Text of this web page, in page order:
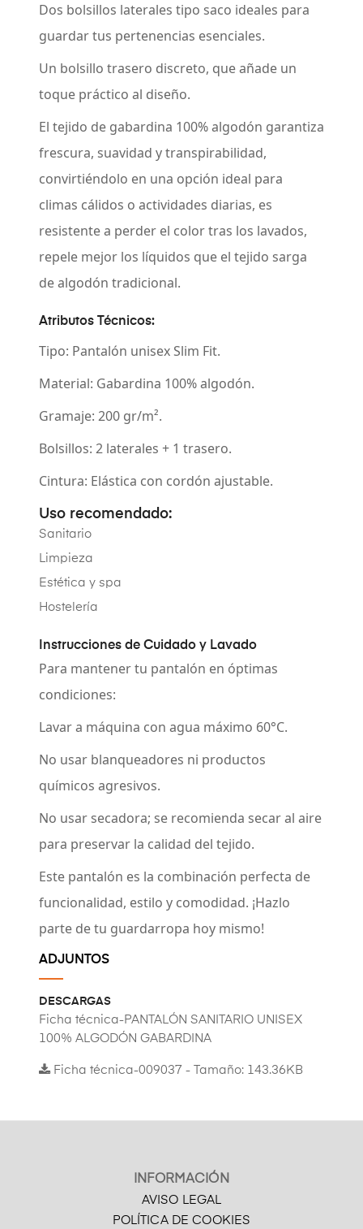
Dos bolsillos laterales tipo saco ideales para
guardar tus pertenencias esenciales.
Un bolsillo trasero discreto, que añade un
toque práctico al diseño.
El tejido de gabardina 100% algodón garantiza
frescura, suavidad y transpirabilidad,
convirtiéndolo en una opción ideal para
climas cálidos o actividades diarias, es
resistente a perder el color tras los lavados,
repele mejor los líquidos que el tejido sarga
de algodón tradicional.
Atributos Técnicos:
Tipo: Pantalón unisex Slim Fit.
Material: Gabardina 100% algodón.
Gramaje: 200 gr/m².
Bolsillos: 2 laterales + 1 trasero.
Cintura: Elástica con cordón ajustable.
Uso recomendado:
Sanitario
Limpieza
Estética y spa
Hostelería
Instrucciones de Cuidado y Lavado
Para mantener tu pantalón en óptimas
condiciones:
Lavar a máquina con agua máximo 60°C.
No usar blanqueadores ni productos
químicos agresivos.
No usar secadora; se recomienda secar al aire
para preservar la calidad del tejido.
Este pantalón es la combinación perfecta de
funcionalidad, estilo y comodidad. ¡Hazlo
parte de tu guardarropa hoy mismo!
ADJUNTOS
DESCARGAS
Ficha técnica-PANTALÓN SANITARIO UNISEX
100% ALGODÓN GABARDINA
Ficha técnica-009037 - Tamaño: 143.36KB
INFORMACIÓN
AVISO LEGAL
POLÍTICA DE COOKIES